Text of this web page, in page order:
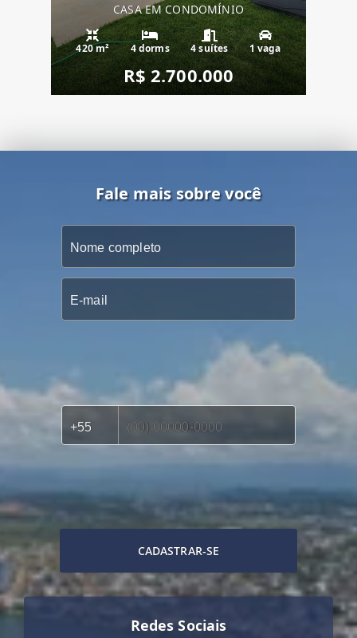
CASA EM CONDOMÍNIO
420 m² 4 dorms 4 suítes 1 vaga
R$ 2.700.000
Fale mais sobre você
CADASTRAR-SE
Redes Sociais